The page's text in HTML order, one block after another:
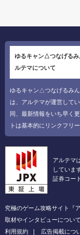
ゆるキャン△つなげるみ
ルテマについて
ゆるキャン△つなげるみ
は、アルテマが運営して
同、最新情報をいち早く
トは基本的にリンクフリー
アルテマ
していま
証券コー
究極のゲーム攻略サイト『ア
取材やインタビューについて
利用規約
広告掲載につ